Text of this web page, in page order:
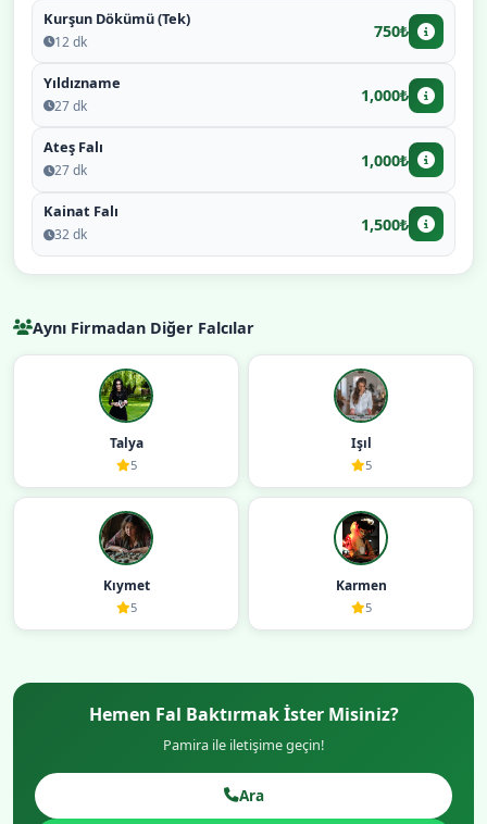
Kurşun Dökümü (Tek)
12 dk 750₺
Yıldızname
27 dk 1,000₺
Ateş Falı
27 dk 1,000₺
Kainat Falı
32 dk 1,500₺
Aynı Firmadan Diğer Falcılar
Talya
5
Işıl
5
Kıymet
5
Karmen
5
Hemen Fal Baktırmak İster Misiniz?
Pamira ile iletişime geçin!
Ara